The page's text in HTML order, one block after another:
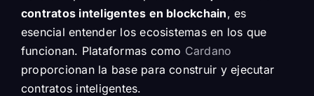
contratos inteligentes en blockchain, es
esencial entender los ecosistemas en los que
funcionan. Plataformas como Cardano
proporcionan la base para construir y ejecutar
contratos inteligentes.